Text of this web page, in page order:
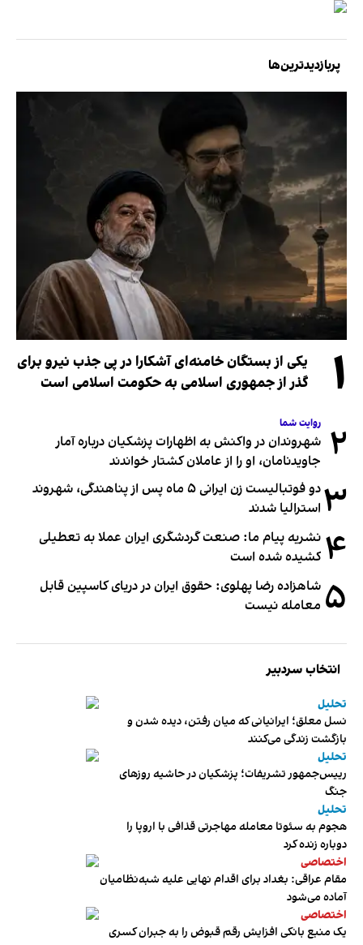
پربازدیدترین‌ها
۱
یکی از بستگان خامنه‌ای آشکارا در پی جذب نیرو برای
گذر از جمهوری اسلامی به حکومت اسلامی است
۲ روایت شما
شهروندان در واکنش به اظهارات پزشکیان درباره آمار
جاویدنامان، او را از عاملان کشتار خواندند
۳
دو فوتبالیست زن ایرانی ۵ ماه پس از پناهندگی، شهروند
استرالیا شدند
۴ نشریه پیام ما: صنعت گردشگری ایران عملا به تعطیلی
کشیده شده است
۵ شاهزاده رضا پهلوی: حقوق ایران در دریای کاسپین قابل
معامله نیست
انتخاب سردبیر
تحلیل
نسل معلق؛ ایرانیانی که میان رفتن، دیده شدن و
بازگشت زندگی می‌کنند
تحلیل
رییس‌جمهور تشریفات؛ پزشکیان در حاشیه روزهای
جنگ
تحلیل
هجوم به سئوتا معامله مهاجرتی قذافی با اروپا را
دوباره زنده کرد
اختصاصی
مقام عراقی: بغداد برای اقدام نهایی علیه شبه‌نظامیان
آماده می‌شود
اختصاصی
یک منبع بانکی افزایش رقم قبوض را به جبران کسری